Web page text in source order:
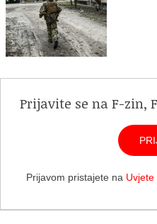
Prijavite se na F-zin,
Prijavom pristajete na Uvjete